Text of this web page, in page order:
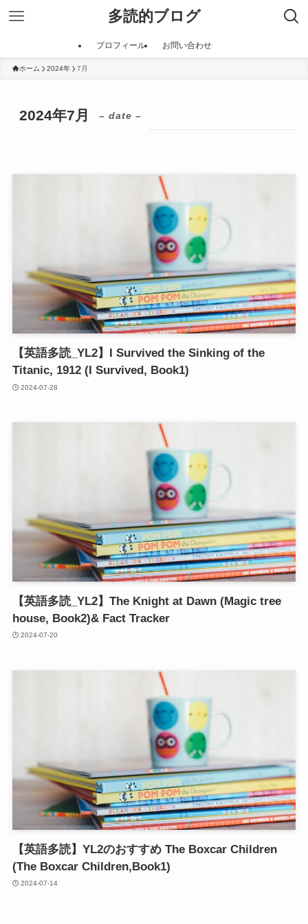
多読的ブログ
プロフィール お問い合わせ
ホーム 2024年 7月
2024年7月 – date –
【英語多読_YL2】I Survived the Sinking of the
Titanic, 1912 (I Survived, Book1)
2024-07-28
【英語多読_YL2】The Knight at Dawn (Magic tree
house, Book2)& Fact Tracker
2024-07-20
【英語多読】YL2のおすすめ The Boxcar Children
(The Boxcar Children,Book1)
2024-07-14